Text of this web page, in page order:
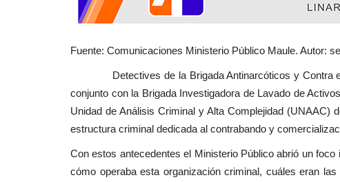
Fuente: Comunicaciones Ministerio Público Maule. Autor:
Detectives de la Brigada Antinarcóticos y Contra el
conjunto con la Brigada Investigadora de Lavado de
Unidad de Análisis Criminal y Alta Complejidad (UNAAC)
estructura criminal dedicada al contrabando y
Con estos antecedentes el Ministerio Público abrió un
cómo operaba esta organización criminal, cuáles eran
Crónica